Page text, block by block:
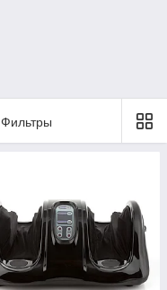
Фильтры